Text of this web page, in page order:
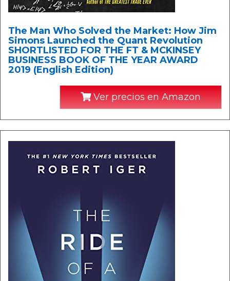
The Man Who Solved the Market: How Jim
Simons Launched the Quant Revolution
SHORTLISTED FOR THE FT & MCKINSEY
BUSINESS BOOK OF THE YEAR AWARD
2019 (English Edition)
Ver precios en Amazon